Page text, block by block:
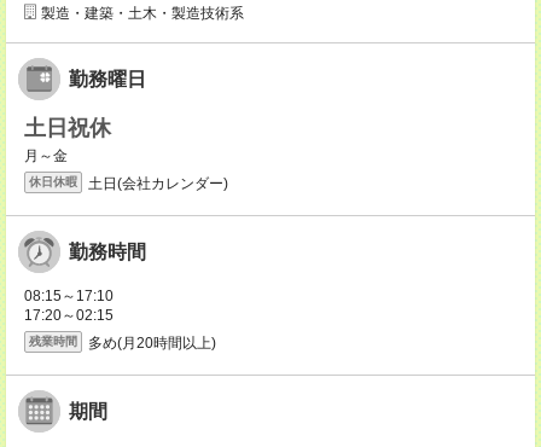
製造・建築・土木・製造技術系
勤務曜日
土日祝休
月～金
休日休暇 土日(会社カレンダー)
勤務時間
08:15～17:10
17:20～02:15
残業時間 多め(月20時間以上)
期間